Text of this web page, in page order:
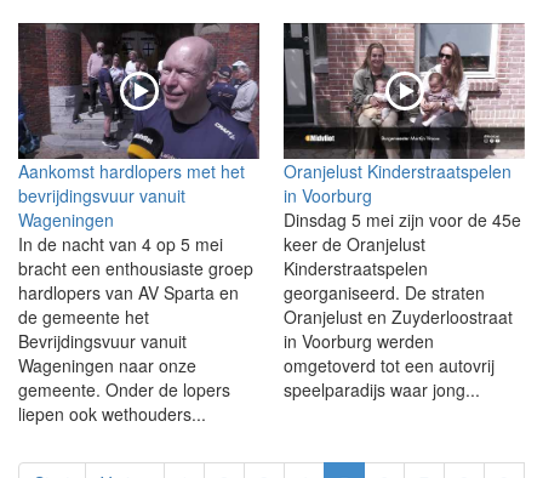
Aankomst hardlopers met het
bevrijdingsvuur vanuit
Wageningen
In de nacht van 4 op 5 mei
bracht een enthousiaste groep
hardlopers van AV Sparta en
de gemeente het
Bevrijdingsvuur vanuit
Wageningen naar onze
gemeente. Onder de lopers
liepen ook wethouders...
Oranjelust Kinderstraatspelen
in Voorburg
Dinsdag 5 mei zijn voor de 45e
keer de Oranjelust
Kinderstraatspelen
georganiseerd. De straten
Oranjelust en Zuyderloostraat
in Voorburg werden
omgetoverd tot een autovrij
speelparadijs waar jong...